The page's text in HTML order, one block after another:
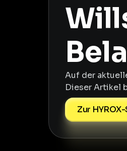
Auf der
Dieser Artikel
Zur